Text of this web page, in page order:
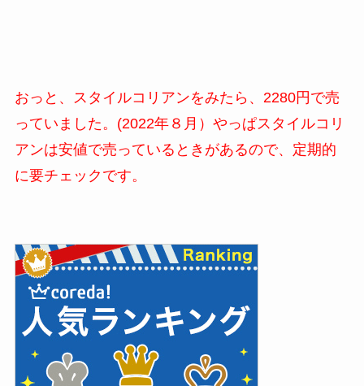
おっと、スタイルコリアンをみたら、2280円で売
っていました。(2022年８月）やっぱスタイルコリ
アンは安値で売っているときがあるので、定期的
に要チェックです。